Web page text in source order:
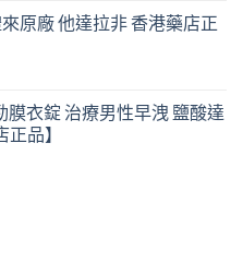
原廠 他達拉非 香港藥店正
膜衣錠 治療男性早洩 鹽酸達
品】